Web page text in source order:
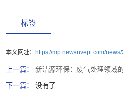
标签
本文网址： https://mp.newenvept.com/news/
上一篇：
新洁源环保：废气处理领域
下一篇：
没有了